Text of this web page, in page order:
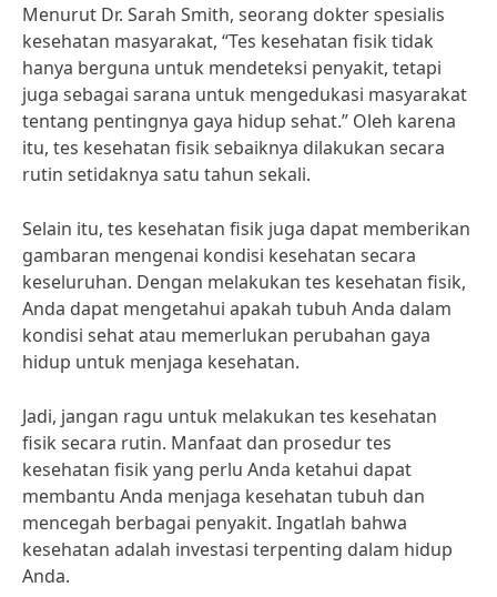
Menurut Dr. Sarah Smith, seorang dokter spesialis
kesehatan masyarakat, “Tes kesehatan fisik tidak
hanya berguna untuk mendeteksi penyakit, tetapi
juga sebagai sarana untuk mengedukasi masyarakat
tentang pentingnya gaya hidup sehat.” Oleh karena
itu, tes kesehatan fisik sebaiknya dilakukan secara
rutin setidaknya satu tahun sekali.
Selain itu, tes kesehatan fisik juga dapat memberikan
gambaran mengenai kondisi kesehatan secara
keseluruhan. Dengan melakukan tes kesehatan fisik,
Anda dapat mengetahui apakah tubuh Anda dalam
kondisi sehat atau memerlukan perubahan gaya
hidup untuk menjaga kesehatan.
Jadi, jangan ragu untuk melakukan tes kesehatan
fisik secara rutin. Manfaat dan prosedur tes
kesehatan fisik yang perlu Anda ketahui dapat
membantu Anda menjaga kesehatan tubuh dan
mencegah berbagai penyakit. Ingatlah bahwa
kesehatan adalah investasi terpenting dalam hidup
Anda.